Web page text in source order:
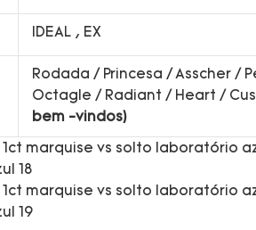
IDEAL , EX
Rodada / Princesa / Asscher /
Octagle / Radiant / Heart /
bem -vindos)